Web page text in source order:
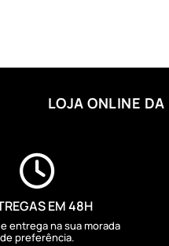
LOJA ONLINE

EM 48H
entrega na sua morada
de preferência.